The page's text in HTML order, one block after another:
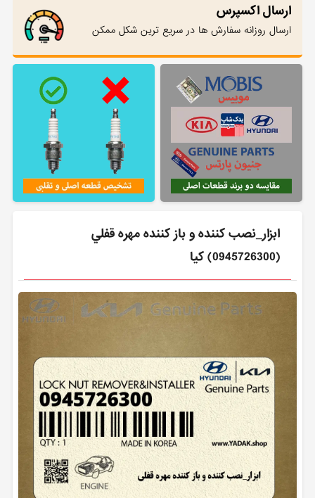
ارسال اکسپرس
ارسال روزانه سفارش ها در سریع ترین شکل ممکن
ابزار_نصب كننده و باز كننده مهره قفلي
(0945726300) کیا